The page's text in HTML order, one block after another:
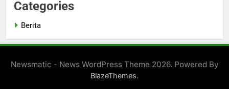
Categories
Berita
Newsmatic - News WordPress Theme 2026. Powered By
BlazeThemes.